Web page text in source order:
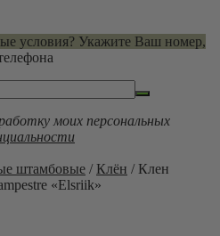
условия? Укажите Ваш номер,
моих персональных
штамбовые / Клён / Клен
«Elsriik»